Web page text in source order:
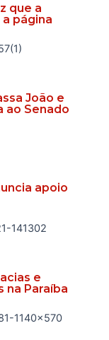
que a
página
João e
ao Senado
apoio
e
na Paraíba